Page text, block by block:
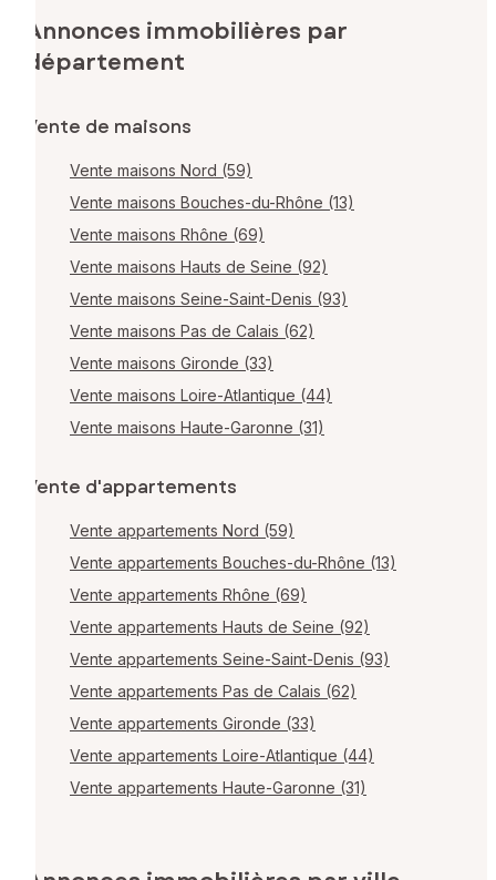
Annonces immobilières par
département
Vente de maisons
Vente maisons Nord (59)
Vente maisons Bouches-du-Rhône (13)
Vente maisons Rhône (69)
Vente maisons Hauts de Seine (92)
Vente maisons Seine-Saint-Denis (93)
Vente maisons Pas de Calais (62)
Vente maisons Gironde (33)
Vente maisons Loire-Atlantique (44)
Vente maisons Haute-Garonne (31)
Vente d'appartements
Vente appartements Nord (59)
Vente appartements Bouches-du-Rhône (13)
Vente appartements Rhône (69)
Vente appartements Hauts de Seine (92)
Vente appartements Seine-Saint-Denis (93)
Vente appartements Pas de Calais (62)
Vente appartements Gironde (33)
Vente appartements Loire-Atlantique (44)
Vente appartements Haute-Garonne (31)